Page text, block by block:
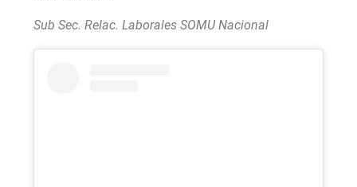
Sub Sec. Relac. Laborales SOMU Nacional